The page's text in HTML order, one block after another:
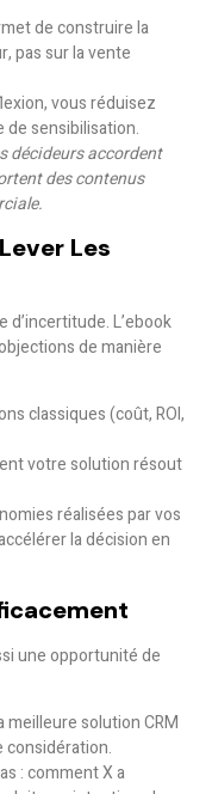
de construire la
pas sur la vente
vous réduisez
de sensibilisation.
décideurs accordent
des contenus
Les
L’ebook
de manière
classiques (coût, ROI,
votre solution résout
réalisées par vos
la décision en
une opportunité de
meilleure solution CRM
considération.
: comment X a